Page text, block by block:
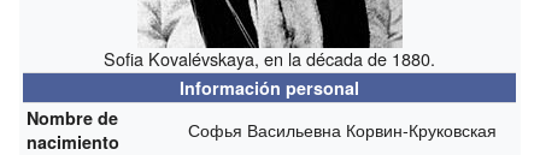
Sofia Kovalévskaya, en la década de 1880.
Información personal
Nombre de
nacimiento
Софья Васильевна Корвин-Круковская